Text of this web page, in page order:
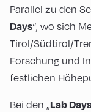
Parallel zu den
Days“, wo sich
Tirol/Südtirol/
Forschung und
festlichen
Bei den „Lab Days